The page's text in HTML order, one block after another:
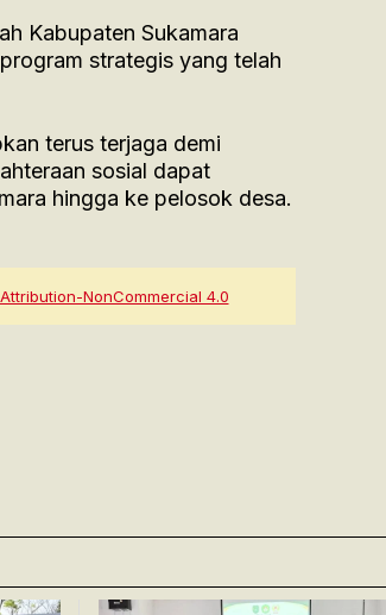
Kabupaten Sukamara
strategis yang telah
terus terjaga demi
sosial dapat
hingga ke pelosok desa.
NonCommercial 4.0